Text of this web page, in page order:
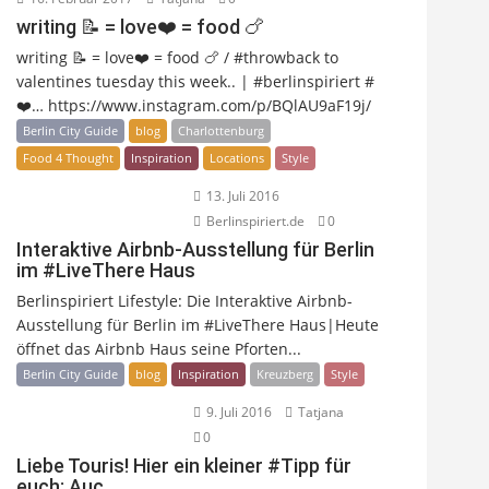
writing 📝 = love❤️ = food 🍗
writing 📝 = love❤️ = food 🍗 / #throwback to
valentines tuesday this week.. | #berlinspiriert #
❤️… https://www.instagram.com/p/BQlAU9aF19j/
Berlin City Guide blog
Charlottenburg
Food 4 Thought
Inspiration Locations Style
13. Juli 2016
Berlinspiriert.de
0
Interaktive Airbnb-Ausstellung für Berlin
im #LiveThere Haus
Berlinspiriert Lifestyle: Die Interaktive Airbnb-
Ausstellung für Berlin im #LiveThere Haus|Heute
öffnet das Airbnb Haus seine Pforten...
Berlin City Guide blog Inspiration Kreuzberg Style
9. Juli 2016
Tatjana
0
Liebe Touris! Hier ein kleiner #Tipp für